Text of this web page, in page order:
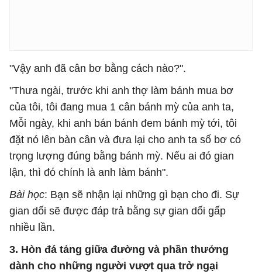
"Vậy anh đã cân bơ bằng cách nào?".
"Thưa ngài, trước khi anh thợ làm bánh mua bơ
của tôi, tôi đang mua 1 cân bánh mỳ của anh ta,
Mỗi ngày, khi anh bán bánh đem bánh mỳ tới, tôi
đặt nó lên bàn cân và đưa lại cho anh ta số bơ có
trọng lượng đúng bằng bánh mỳ. Nếu ai đó gian
lận, thì đó chính là anh làm bánh".
Bài học: Bạn sẽ nhận lại những gì bạn cho đi. Sự
gian dối sẽ được đáp trả bằng sự gian dối gấp
nhiều lần.
3. Hòn đá tảng giữa đường và phần thưởng
dành cho những người vượt qua trở ngại